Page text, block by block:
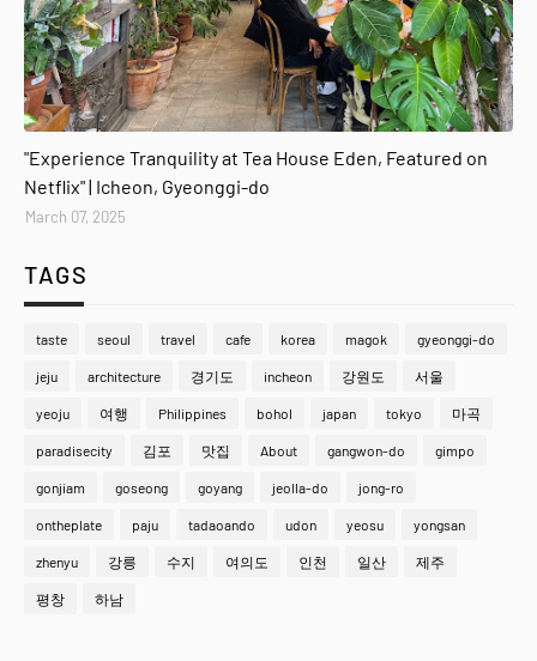
"Experience Tranquility at Tea House Eden, Featured on
Netflix" | Icheon, Gyeonggi-do
March 07, 2025
TAGS
taste seoul travel cafe korea magok gyeonggi-do
jeju architecture 경기도 incheon 강원도 서울
yeoju 여행 Philippines bohol japan tokyo 마곡
paradisecity 김포 맛집 About gangwon-do gimpo
gonjiam goseong goyang jeolla-do jong-ro
ontheplate paju tadaoando udon yeosu yongsan
zhenyu 강릉 수지 여의도 인천 일산 제주
평창 하남